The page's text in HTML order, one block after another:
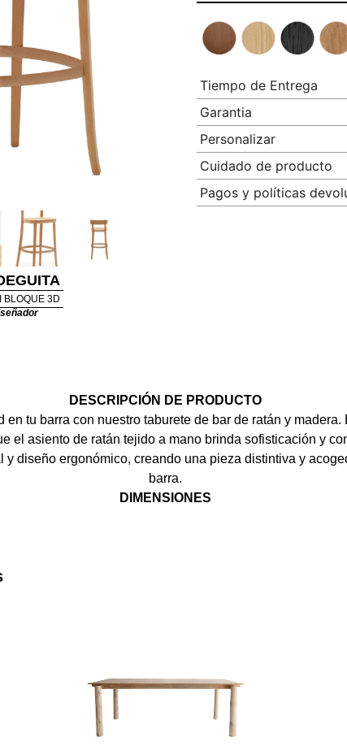
BLOQUE 3D
Tiempo de Entrega
Garantia
Personalizar
Cuidado de producto
Pagos y políticas
DESCRIPCIÓN DE PRODUCTO
en tu barra con nuestro taburete de bar de ratán y
el asiento de ratán tejido a mano brinda sofisticación y
y diseño ergonómico, creando una pieza distintiva y
barra.
DIMENSIONES